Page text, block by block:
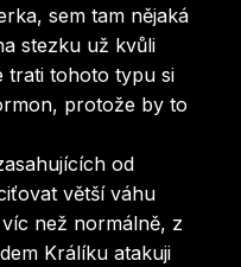
sem tam nějaká
stezku už kvůli
trati tohoto typu si
protože by to
od
větší váhu
než normálně, z
Králíku atakuji